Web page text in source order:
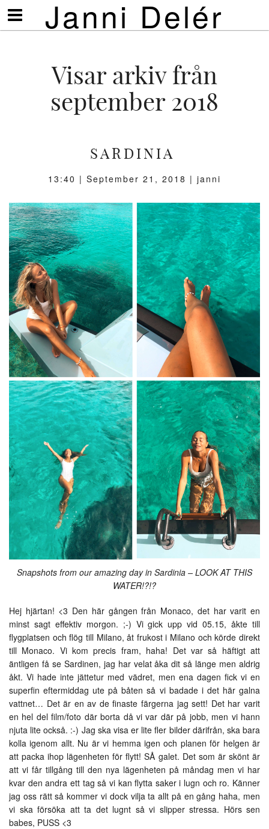
Janni Delér
Visa/göm
meny
Visar arkiv från
september 2018
SARDINIA
13:40 | September 21, 2018 | janni
Snapshots from our amazing day in Sardinia – LOOK AT THIS
WATER!?!?
Hej hjärtan! <3 Den här gången från Monaco, det har varit en
minst sagt effektiv morgon. ;-) Vi gick upp vid 05.15, åkte till
flygplatsen och flög till Milano, åt frukost i Milano och körde direkt
till Monaco. Vi kom precis fram, haha! Det var så häftigt att
äntligen få se Sardinen, jag har velat åka dit så länge men aldrig
åkt. Vi hade inte jättetur med vädret, men ena dagen fick vi en
superfin eftermiddag ute på båten så vi badade i det här galna
vattnet… Det är en av de finaste färgerna jag sett! Det har varit
en hel del film/foto där borta då vi var där på jobb, men vi hann
njuta lite också. :-) Jag ska visa er lite fler bilder därifrån, ska bara
kolla igenom allt. Nu är vi hemma igen och planen för helgen är
att packa ihop lägenheten för flytt! SÅ galet. Det som är skönt är
att vi får tillgång till den nya lägenheten på måndag men vi har
kvar den andra ett tag så vi kan flytta saker i lugn och ro. Känner
jag oss rätt så kommer vi dock vilja ta allt på en gång haha, men
vi ska försöka att ta det lugnt så vi slipper stressa. Hörs sen
babes, PUSS <3